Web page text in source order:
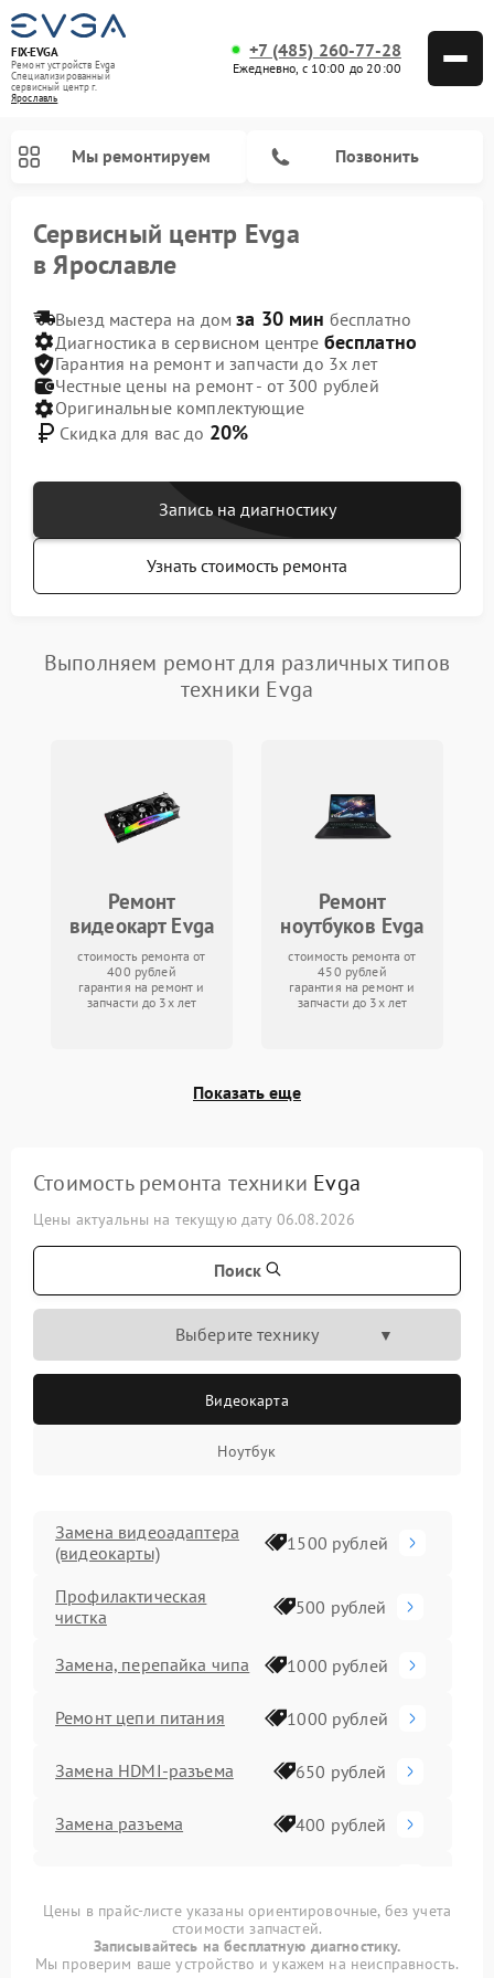
FIX-EVGA
Ремонт устройств Evga
Специализированный
cервисный центр г.
Ярославль
+7 (485) 260-77-28
Ежедневно, с 10:00 до 20:00
Мы ремонтируем Позвонить
Сервисный центр Evga
в Ярославле
Выезд мастера на домза 30 мин бесплатно
Диагностика в сервисном центре бесплатно
Гарантия на ремонт и запчасти до 3х лет
Честные цены на ремонт - от 300 рублей
Оригинальные комплектующие
Скидка для вас до 20%
Запись на диагностику
Узнать стоимость ремонта
Выполняем ремонт для различных типов
техники Evga
Ремонт
видеокарт Evga
стоимость ремонта от
400 рублей
гарантия на ремонт и
запчасти до 3х лет
Ремонт
ноутбуков Evga
стоимость ремонта от
450 рублей
гарантия на ремонт и
запчасти до 3х лет
Показать еще
Стоимость ремонта техники Evga
Цены актуальны на текущую дату 06.08.2026
Поиск
Выберите технику
Видеокарта
Ноутбук
Замена видеоадаптера
(видеокарты)
1500 рублей
Профилактическая
чистка
500 рублей
Замена, перепайка чипа 1000 рублей
Ремонт цепи питания 1000 рублей
Замена HDMI-разъема 650 рублей
Замена разъема 400 рублей
Замена медных трубок 800 рублей
Цены в прайс-листе указаны ориентировочные, без учета
стоимости запчастей.
Записывайтесь на бесплатную диагностику.
Мы проверим ваше устройство и укажем на неисправность.